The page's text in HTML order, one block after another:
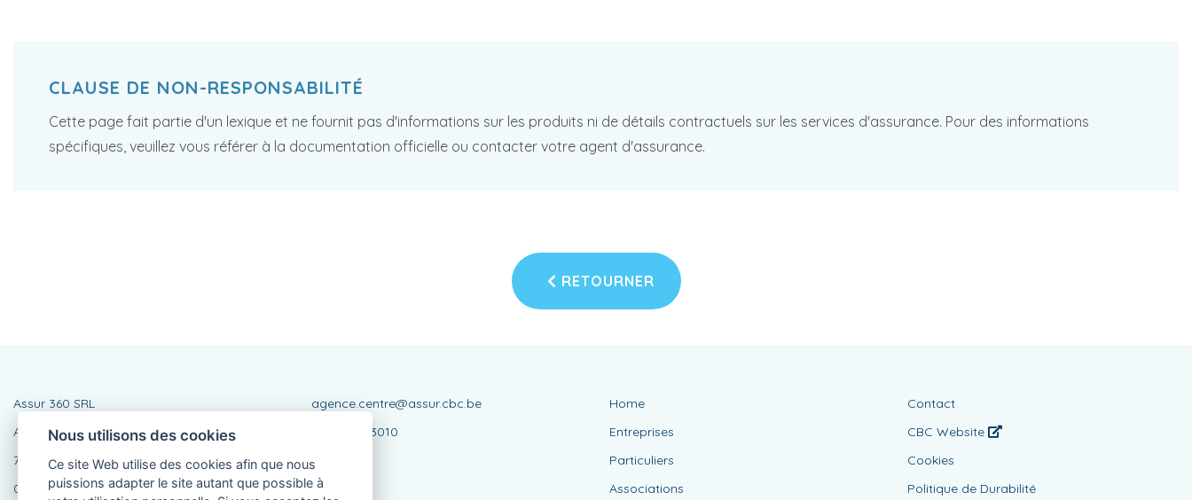
CLAUSE DE NON-RESPONSABILITÉ
Cette page fait partie d'un lexique et ne fournit pas d'informations sur les produits ni de détails contractuels sur les services d'assurance. Pour des informations
spécifiques, veuillez vous référer à la documentation officielle ou contacter votre agent d'assurance.
RETOURNER
Assur 360 SRL
Avenue Emile Herman 442
7170 Manage
064 44 12 30
agence.centre@assur.cbc.be
BE0542423010
Home
Entreprises
Particuliers
Associations
Contact
CBC Website
Cookies
Politique de Durabilité
Nous utilisons des cookies
Ce site Web utilise des cookies afin que nous
puissions adapter le site autant que possible à